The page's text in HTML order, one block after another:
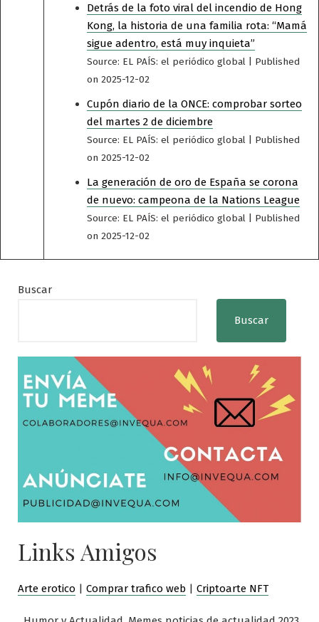
Detrás de la foto viral del incendio de Hong
Kong, la historia de una familia rota: “Mamá
sigue adentro, está muy inquieta”
Source: EL PAÍS: el periódico global
Published
on 2025-12-02
Cupón diario de la ONCE: comprobar sorteo
del martes 2 de diciembre
Source: EL PAÍS: el periódico global
Published
on 2025-12-02
La generación de oro de España se corona
de nuevo: campeona de la Nations League
Source: EL PAÍS: el periódico global
Published
on 2025-12-02
Buscar
Buscar
Links Amigos
Arte erotico Comprar trafico web Criptoarte NFT